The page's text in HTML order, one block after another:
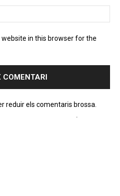
in this browser for the
reduir els comentaris brossa.